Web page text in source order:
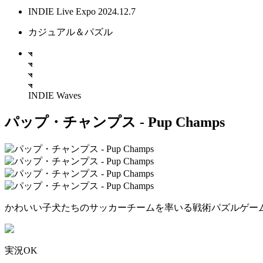
INDIE Live Expo 2024.12.7
カジュアル＆パズル
INDIE Waves
パップ・チャンプス - Pup Champs
かわいい子犬たちのサッカーチームを率いる戦術パズルゲー
実況OK